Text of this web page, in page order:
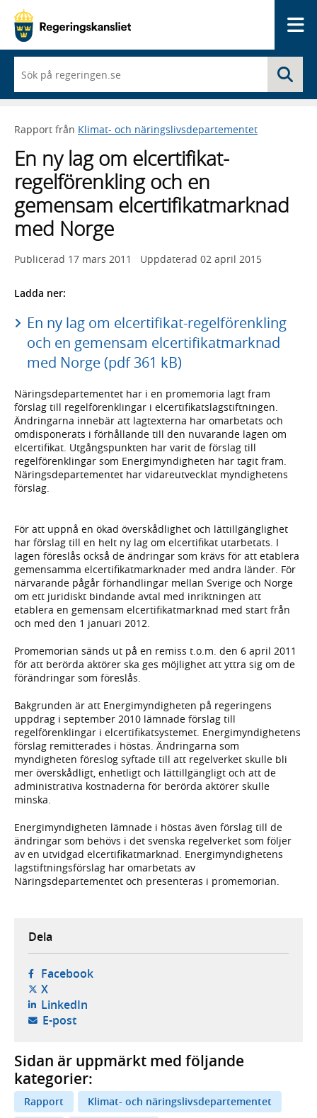
du
börjar
skriva
framträder
lista
med
sökförslag
Rapport från Klimat- och näringslivsdepartementet
En ny lag om elcertifikat-
regelförenkling och en
gemensam elcertifikatmarknad
med Norge
Publicerad 17 mars 2011 Uppdaterad 02 april 2015
Ladda ner:
En ny lag om elcertifikat-regelförenkling
och en gemensam elcertifikatmarknad
med Norge (pdf 361 kB)
Näringsdepartementet har i en promemoria lagt fram
förslag till regelförenklingar i elcertifikatslagstiftningen.
Ändringarna innebär att lagtexterna har omarbetats och
omdisponerats i förhållande till den nuvarande lagen om
elcertifikat. Utgångspunkten har varit de förslag till
regelförenklingar som Energimyndigheten har tagit fram.
Näringsdepartementet har vidareutvecklat myndighetens
förslag.
För att uppnå en ökad överskådlighet och lättillgänglighet
har förslag till en helt ny lag om elcertifikat utarbetats. I
lagen föreslås också de ändringar som krävs för att etablera
gemensamma elcertifikatmarknader med andra länder. För
närvarande pågår förhandlingar mellan Sverige och Norge
om ett juridiskt bindande avtal med inriktningen att
etablera en gemensam elcertifikatmarknad med start från
och med den 1 januari 2012.
Promemorian sänds ut på en remiss t.o.m. den 6 april 2011
för att berörda aktörer ska ges möjlighet att yttra sig om de
förändringar som föreslås.
Bakgrunden är att Energimyndigheten på regeringens
uppdrag i september 2010 lämnade förslag till
regelförenklingar i elcertifikatsystemet. Energimyndighetens
förslag remitterades i höstas. Ändringarna som
myndigheten föreslog syftade till att regelverket skulle bli
mer överskådligt, enhetligt och lättillgängligt och att de
administrativa kostnaderna för berörda aktörer skulle
minska.
Energimyndigheten lämnade i höstas även förslag till de
ändringar som behövs i det svenska regelverket som följer
av en utvidgad elcertifikatmarknad. Energimyndighetens
lagstiftningsförslag har omarbetats av
Näringsdepartementet och presenteras i promemorian.
Dela
Facebook- öppnas i ny flik, extern webbplats,
X- öppnas i ny flik, extern webbplats,
LinkedIn- öppnas i ny flik, extern webbplats,
E-post- öppnar din e-postklient,
Sidan är uppmärkt med följande
kategorier:
Rapport
Klimat- och näringslivsdepartementet